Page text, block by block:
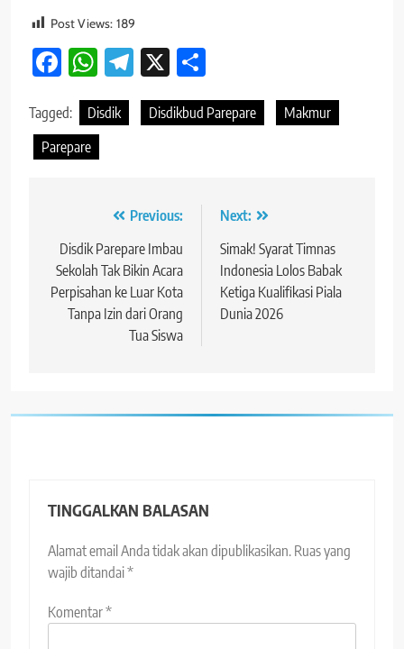
Post Views: 189
Facebook
WhatsApp
Telegram
X
Tagged: Disdik Disdikbud Parepare
Makmur
Parepare
Navigasi
pos
Previous:
Disdik Parepare Imbau
Sekolah Tak Bikin Acara
Perpisahan ke Luar Kota
Tanpa Izin dari Orang
Tua Siswa
Next:
Simak! Syarat Timnas
Indonesia Lolos Babak
Ketiga Kualifikasi Piala
Dunia 2026
TINGGALKAN BALASAN
Alamat email Anda tidak akan dipublikasikan. Ruas yang
wajib ditandai*
Komentar*